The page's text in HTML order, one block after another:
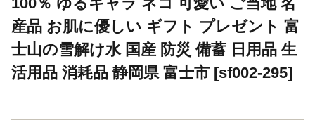
産品 お肌に優しい ギフト プレゼント 富
士山の雪解け水 国産 防災 備蓄 日用品 生
活用品 消耗品 静岡県 富士市 [sf002-295]